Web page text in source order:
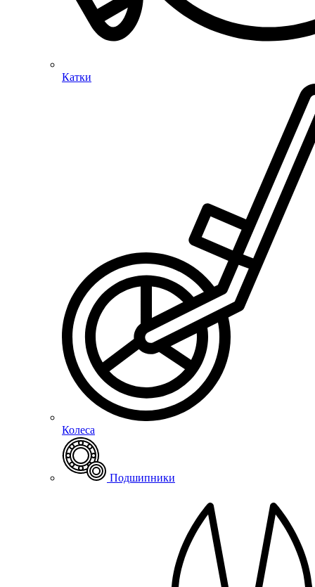
Катки
Колеса
Подшипники